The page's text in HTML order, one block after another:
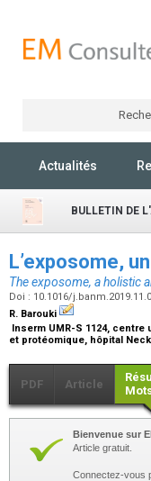
Actualités
BULLETIN DE
L’exposome,
The exposome, a holistic
Doi : 10.1016/
R. Barouki
Inserm UMR-S 1124,
et protéomique, hôpital
PDF Article
Bienvenue sur
Article gratuit.
Connectez-vous